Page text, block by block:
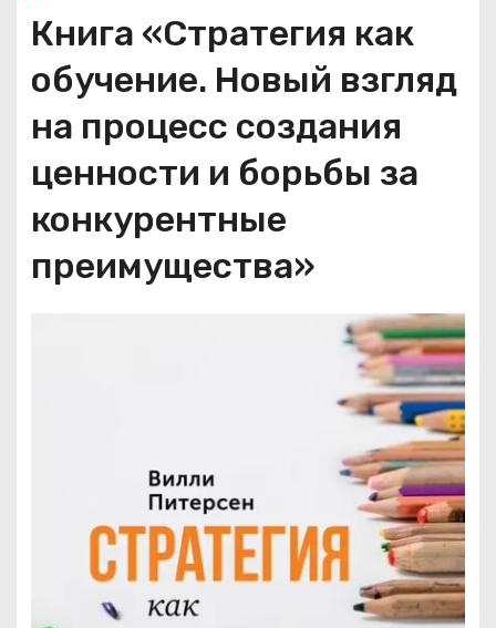
Книга «Стратегия как
обучение. Новый взгляд
на процесс создания
ценности и борьбы за
конкурентные
преимущества»